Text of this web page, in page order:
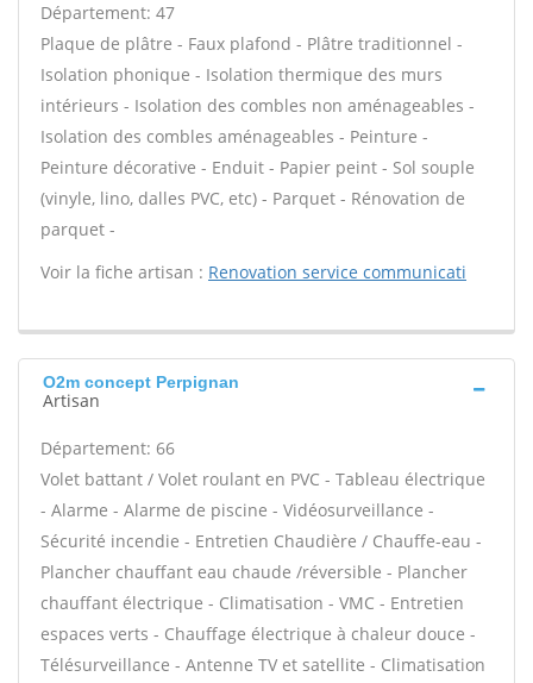
Département: 47
Plaque de plâtre - Faux plafond - Plâtre traditionnel -
Isolation phonique - Isolation thermique des murs
intérieurs - Isolation des combles non aménageables -
Isolation des combles aménageables - Peinture -
Peinture décorative - Enduit - Papier peint - Sol souple
(vinyle, lino, dalles PVC, etc) - Parquet - Rénovation de
parquet -
Voir la fiche artisan : Renovation service communicati
O2m concept Perpignan
Artisan
Département: 66
Volet battant / Volet roulant en PVC - Tableau électrique
- Alarme - Alarme de piscine - Vidéosurveillance -
Sécurité incendie - Entretien Chaudière / Chauffe-eau -
Plancher chauffant eau chaude /réversible - Plancher
chauffant électrique - Climatisation - VMC - Entretien
espaces verts - Chauffage électrique à chaleur douce -
Télésurveillance - Antenne TV et satellite - Climatisation